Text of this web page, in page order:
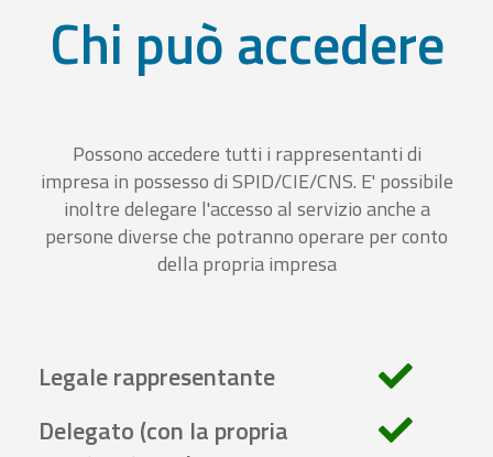
Chi può accedere
Possono accedere tutti i rappresentanti di
impresa in possesso di SPID/CIE/CNS. E' possibile
inoltre delegare l'accesso al servizio anche a
persone diverse che potranno operare per conto
della propria impresa
Legale rappresentante
Delegato (con la propria